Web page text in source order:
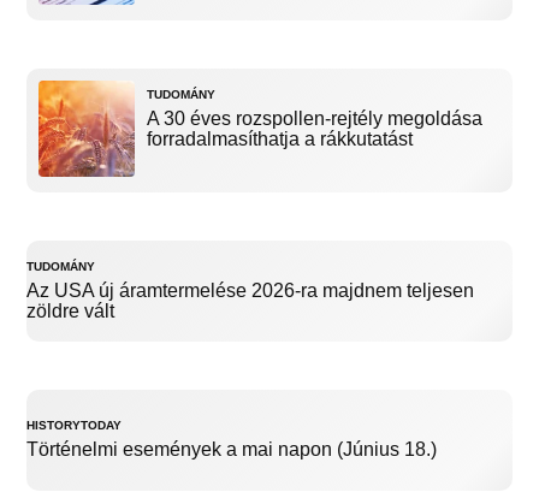
TUDOMÁNY
A 30 éves rozspollen-rejtély megoldása
forradalmasíthatja a rákkutatást
TUDOMÁNY
Az USA új áramtermelése 2026-ra majdnem teljesen
zöldre vált
HISTORYTODAY
Történelmi események a mai napon (Június 18.)